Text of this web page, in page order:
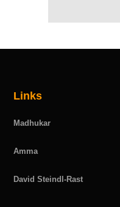
Links
Madhukar
Amma
David Steindl-Rast